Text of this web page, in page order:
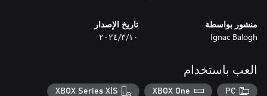
منشور بواسطة
Ignac Balogh
تاريخ الإصدار
١٠‏/٣‏/٢٠٢٤
العب باستخدام
PC
XBOX One
XBOX Series X|S